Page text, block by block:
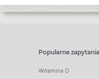
Popularne zapytania
Witamina D